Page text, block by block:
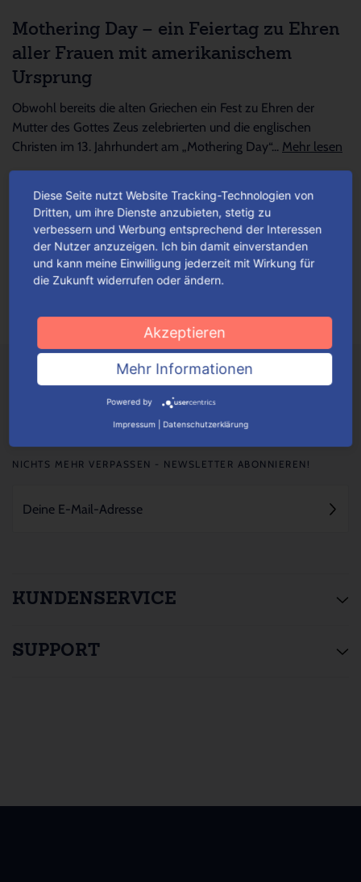
Mothering Day – ein Feiertag zu Ehren
aller Frauen mit amerikanischem
Ursprung
Obwohl bereits die alten Griechen ein Fest zu Ehren der
Mutter des Gottes Zeus zelebrierten und die englischen
Christen im 13. Jahrhundert am „Mothering Day“... Mehr lesen
Die perfekte Präsent-Verpackung – für
die beste Mama der Welt!
Ob Rosen, Tulpen, Nelken, Lilien oder Orchideen – Blumen
gehören wohl nach wie vor zu den beliebtesten Geschenken
KUNDENSERVICE
SUPPORT
NICHTS MEHR VERPASSEN - NEWSLETTER ABONNIEREN!
Diese Seite nutzt Website Tracking-Technologien von
Dritten, um ihre Dienste anzubieten, stetig zu
verbessern und Werbung entsprechend der Interessen
der Nutzer anzuzeigen. Ich bin damit einverstanden
und kann meine Einwilligung jederzeit mit Wirkung für
die Zukunft widerrufen oder ändern.
Akzeptieren
Mehr Informationen
Powered by
Impressum Datenschutzerklärung